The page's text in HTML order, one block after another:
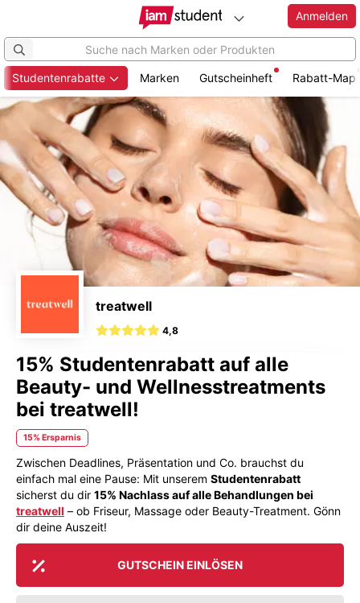
Zum
Hauptinhalt
springen
Anmelden
Studentenrabatte Marken Gutscheinheft Rabatt-Map
treatwell
4,8
15% Studentenrabatt auf alle
Beauty- und Wellnesstreatments
bei treatwell!
15% Ersparnis
Zwischen Deadlines, Präsentation und Co. brauchst du
einfach mal eine Pause: Mit unserem Studentenrabatt
sicherst du dir 15% Nachlass auf alle Behandlungen bei
treatwell – ob Friseur, Massage oder Beauty-Treatment. Gönn
dir deine Auszeit!
GUTSCHEIN EINLÖSEN